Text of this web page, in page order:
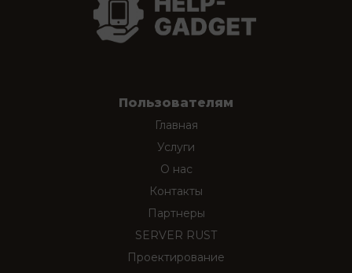
Пользователям
Главная
Услуги
О нас
Контакты
Партнеры
SERVER RUST
Проектирование